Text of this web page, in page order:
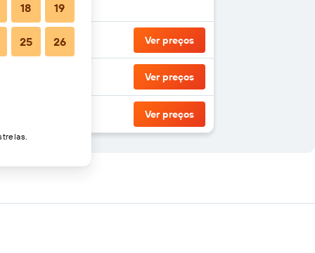
Ver preços
Ver preços
Ver preços
18 19
25 26